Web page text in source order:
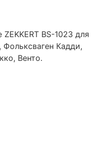
BS-1023 для
Кадди,
Венто.